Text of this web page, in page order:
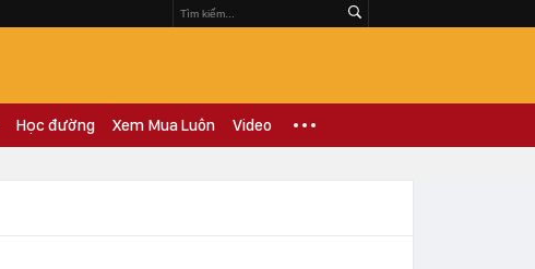
Học đường Xem Mua Luôn Video